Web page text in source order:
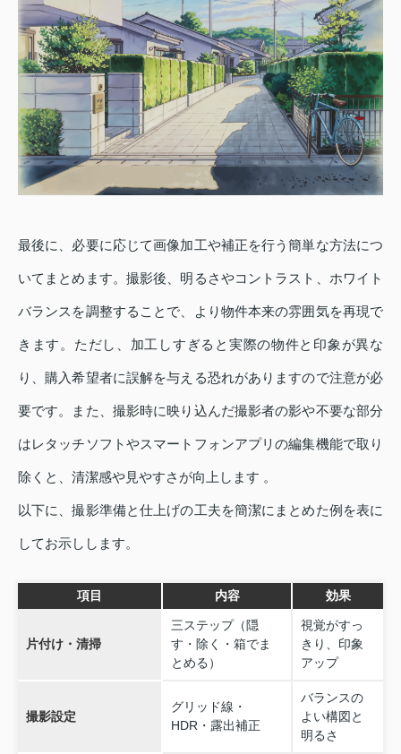
最後に、必要に応じて画像加工や補正を行う簡単な方法につ
いてまとめます。撮影後、明るさやコントラスト、ホワイト
バランスを調整することで、より物件本来の雰囲気を再現で
きます。ただし、加工しすぎると実際の物件と印象が異な
り、購入希望者に誤解を与える恐れがありますので注意が必
要です。また、撮影時に映り込んだ撮影者の影や不要な部分
はレタッチソフトやスマートフォンアプリの編集機能で取り
除くと、清潔感や見やすさが向上します 。
以下に、撮影準備と仕上げの工夫を簡潔にまとめた例を表に
してお示しします。
項目 内容 効果
片付け・清掃
三ステップ（隠
す・除く・箱でま
とめる）
視覚がすっ
きり、印象
アップ
撮影設定
グリッド線・
HDR・露出補正
バランスの
よい構図と
明るさ